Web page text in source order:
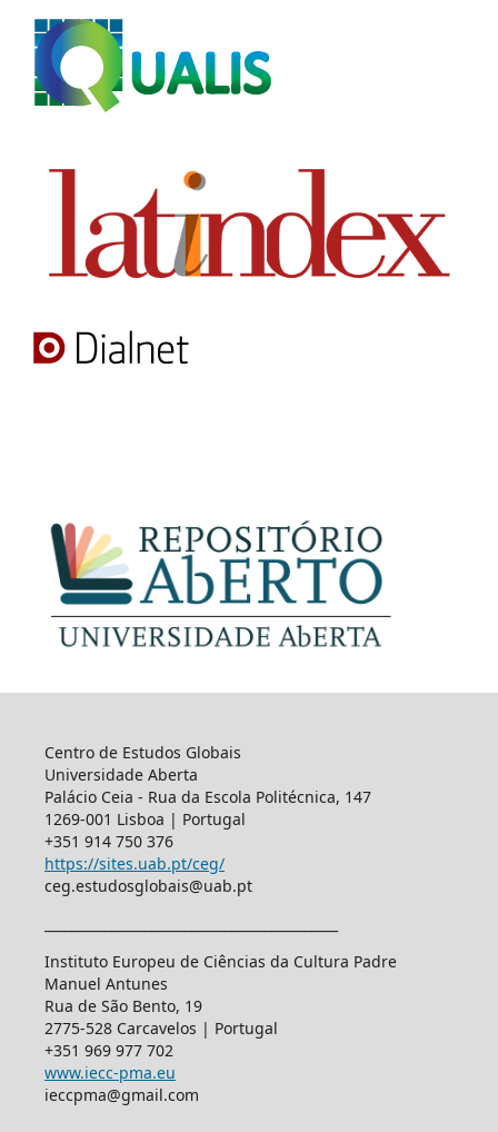
Centro de Estudos Globais
Universidade Aberta
Palácio Ceia - Rua da Escola Politécnica, 147
1269-001 Lisboa | Portugal
+351 914 750 376
https://sites.uab.pt/ceg/
ceg.estudosglobais@uab.pt
Instituto Europeu de Ciências da Cultura Padre
Manuel Antunes
Rua de São Bento, 19
2775-528 Carcavelos | Portugal
+351 969 977 702
www.iecc-pma.eu
ieccpma@gmail.com